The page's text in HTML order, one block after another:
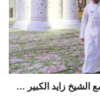
زايد الكبير ...